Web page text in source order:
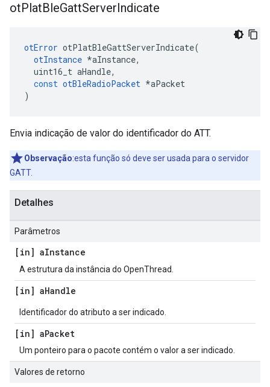
otPlatBleGattServerIndicate
otError otPlatBleGattServerIndicate(
otInstance *aInstance,
uint16_t aHandle,
const otBleRadioPacket *aPacket
)
Envia indicação de valor do identificador do ATT.
Observação:esta função só deve ser usada para o servidor
GATT.
Detalhes
Parâmetros
[in] aInstance
A estrutura da instância do OpenThread.
[in] aHandle
Identificador do atributo a ser indicado.
[in] aPacket
Um ponteiro para o pacote contém o valor a ser indicado.
Valores de retorno